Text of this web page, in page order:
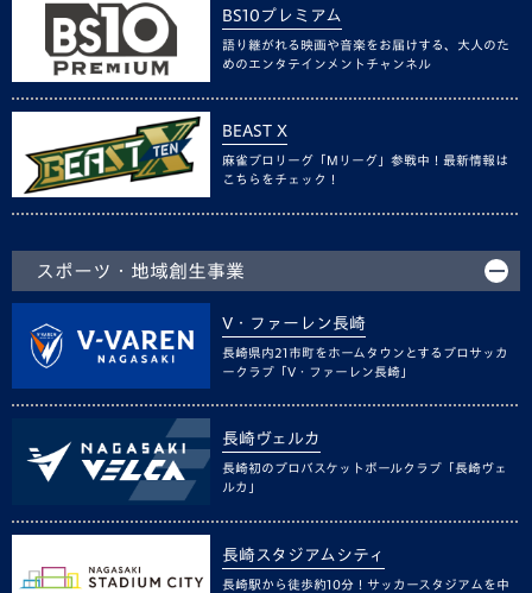
BS10プレミアム
語り継がれる映画や音楽をお届けする、大人のた
めのエンタテインメントチャンネル
BEAST X
麻雀プロリーグ「Mリーグ」参戦中！最新情報は
こちらをチェック！
スポーツ・地域創生事業
V・ファーレン長崎
長崎県内21市町をホームタウンとするプロサッカ
ークラブ「V・ファーレン長崎」
長崎ヴェルカ
長崎初のプロバスケットボールクラブ「長崎ヴェ
ルカ」
長崎スタジアムシティ
長崎駅から徒歩約10分！サッカースタジアムを中